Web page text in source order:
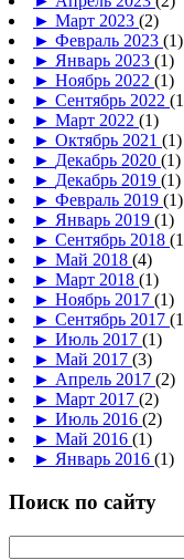
► Март 2023 (2)
► Февраль 2023 (1)
► Январь 2023 (1)
► Ноябрь 2022 (1)
► Сентябрь 2022
► Март 2022 (1)
► Октябрь 2021 (1)
► Декабрь 2020 (1)
► Декабрь 2019 (1)
► Февраль 2019 (1)
► Январь 2019 (1)
► Сентябрь 2018
► Май 2018 (4)
► Март 2018 (1)
► Ноябрь 2017 (1)
► Сентябрь 2017
► Июль 2017 (1)
► Май 2017 (3)
► Апрель 2017 (2)
► Март 2017 (2)
► Июль 2016 (2)
► Май 2016 (1)
► Январь 2016 (1)
Поиск по сайту